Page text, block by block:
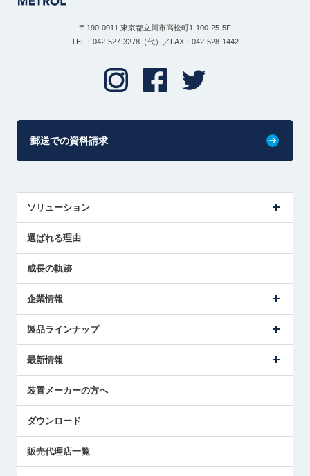
〒190-0011 東京都立川市高松町1-100-25-5F
TEL：042-527-3278（代）／FAX：042-528-1442
郵送での資料請求
ソリューション
解決策提案
選ばれる理由
成長の軌跡
企業情報
ごあいさつ
受賞履歴
採用情報
国/地域/言語
製品ラインナップ
ツールセッタ製品
エアマイクロセンサ製品
最新情報
メトロールの技術
社員ブログ
中小企業のBCP地震対策
センサのテクニカルガイド
装置メーカーの方へ
ダウンロード
販売代理店一覧